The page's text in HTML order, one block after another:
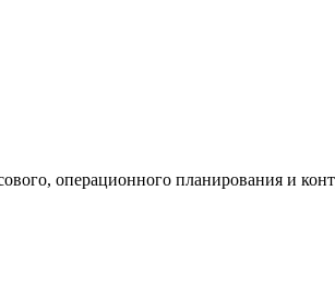
операционного планирования и